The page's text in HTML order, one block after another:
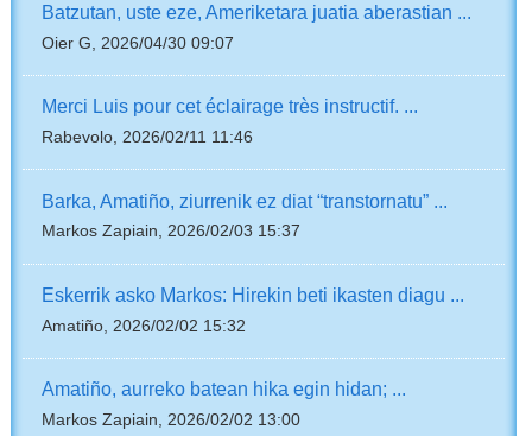
Batzutan, uste eze, Ameriketara juatia aberastian ...
Oier G, 2026/04/30 09:07
Merci Luis pour cet éclairage très instructif. ...
Rabevolo, 2026/02/11 11:46
Barka, Amatiño, ziurrenik ez diat “transtornatu” ...
Markos Zapiain, 2026/02/03 15:37
Eskerrik asko Markos: Hirekin beti ikasten diagu ...
Amatiño, 2026/02/02 15:32
Amatiño, aurreko batean hika egin hidan; ...
Markos Zapiain, 2026/02/02 13:00